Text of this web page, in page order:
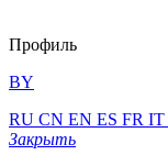
Профиль
BY
RU CN EN ES FR IT
Закрыть